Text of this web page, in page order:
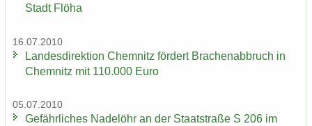
Stadt Flöha
16.07.2010
Lan­des­di­rek­ti­on Chem­nitz för­dert Bra­chen­ab­bruch in
Chem­nitz mit 110.000 Euro
05.07.2010
Ge­fähr­li­ches Na­del­öhr an der Staat­stra­ße S 206 im